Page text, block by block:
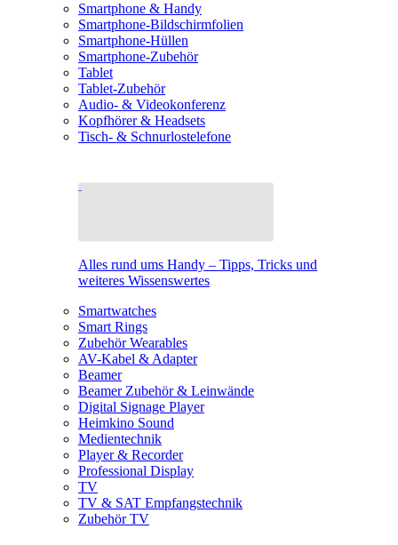
Smartphone & Handy
Smartphone-Bildschirmfolien
Smartphone-Hüllen
Smartphone-Zubehör
Tablet
Tablet-Zubehör
Audio- & Videokonferenz
Kopfhörer & Headsets
Tisch- & Schnurlostelefone
Alles rund ums Handy – Tipps, Tricks und
weiteres Wissenswertes
Smartwatches
Smart Rings
Zubehör Wearables
AV-Kabel & Adapter
Beamer
Beamer Zubehör & Leinwände
Digital Signage Player
Heimkino Sound
Medientechnik
Player & Recorder
Professional Display
TV
TV & SAT Empfangstechnik
Zubehör TV